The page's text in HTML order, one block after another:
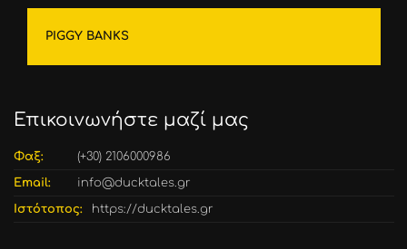
PIGGY BANKS
Επικοινωνήστε μαζί μας
Φαξ: (+30) 2106000986
Email: info@ducktales.gr
Ιστότοπος: https://ducktales.gr